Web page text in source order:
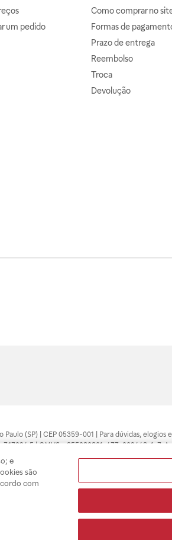
um pedido
Como comprar no
Formas de
Prazo de entrega
Reembolso
Troca
Devolução
Paulo (SP) | CEP 05359-001 | Para dúvidas, elogios
| CMVS - 355030801-477-002443-1-7.
o médico está apto a diagnosticar qualquer
para compras feitas pela internet. Maiores
tranquilidade. A privacidade e a segurança dos
e
são
com